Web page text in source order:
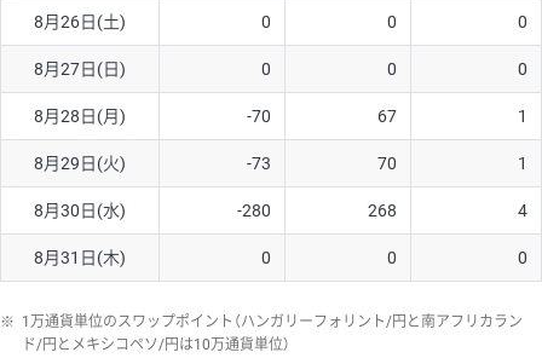
8月26日(土) 0 0 0
8月27日(日) 0 0 0
8月28日(月) -70 67 1
8月29日(火) -73 70 1
8月30日(水) -280 268 4
8月31日(木) 0 0 0
※ 1万通貨単位のスワップポイント（ハンガリーフォリント/円と南アフリカラン
ド/円とメキシコペソ/円は10万通貨単位）